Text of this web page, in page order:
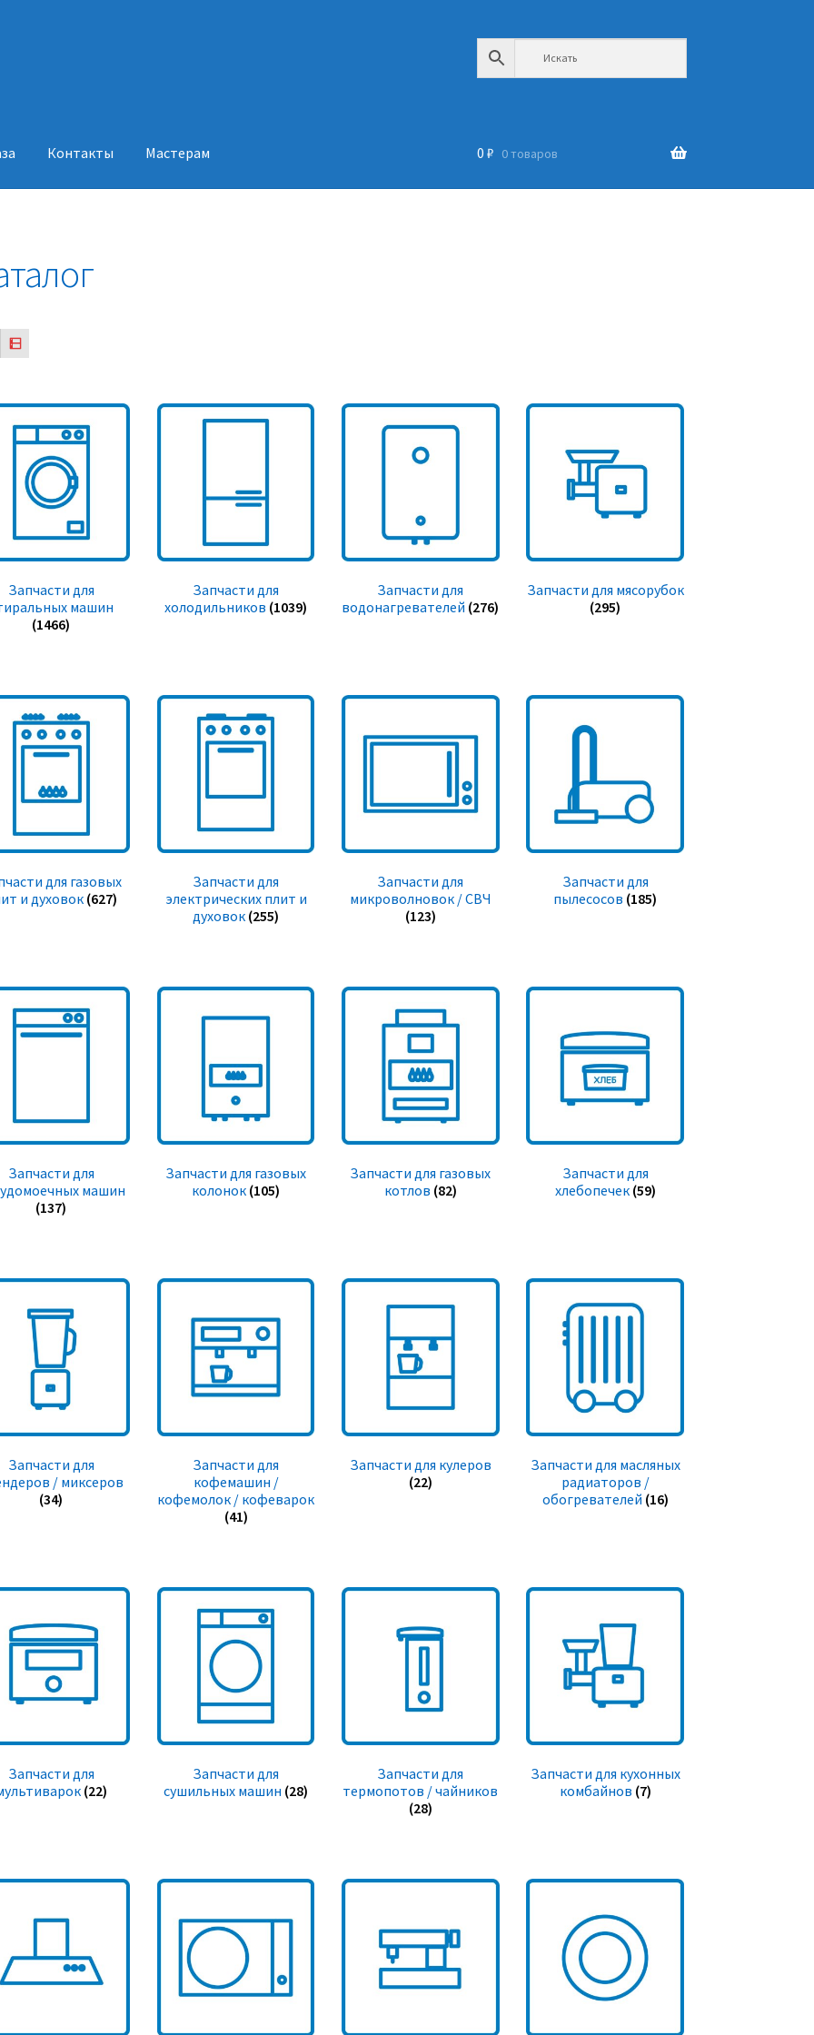
Контакты Мастерам 0 ₽ 0 товаров
Запчасти для
машин
(1466)
Запчасти для
холодильников (1039)
Запчасти для
водонагревателей (276)
Запчасти для мясорубок
(295)
для газовых
и духовок (627)
Запчасти для
электрических плит и
духовок (255)
Запчасти для
микроволновок / СВЧ
(123)
Запчасти для
пылесосов (185)
Запчасти для
машин
(137)
Запчасти для газовых
колонок (105)
Запчасти для газовых
котлов (82)
Запчасти для
хлебопечек (59)
Запчасти для
/ миксеров
(34)
Запчасти для
кофемашин /
кофемолок / кофеварок
(41)
Запчасти для кулеров
(22)
Запчасти для масляных
радиаторов /
обогревателей (16)
Запчасти для
(22)
Запчасти для
сушильных машин (28)
Запчасти для
термопотов / чайников
(28)
Запчасти для кухонных
комбайнов (7)